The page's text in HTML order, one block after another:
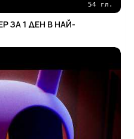
54 гл.
ЗА 1 ДЕН В НАЙ-